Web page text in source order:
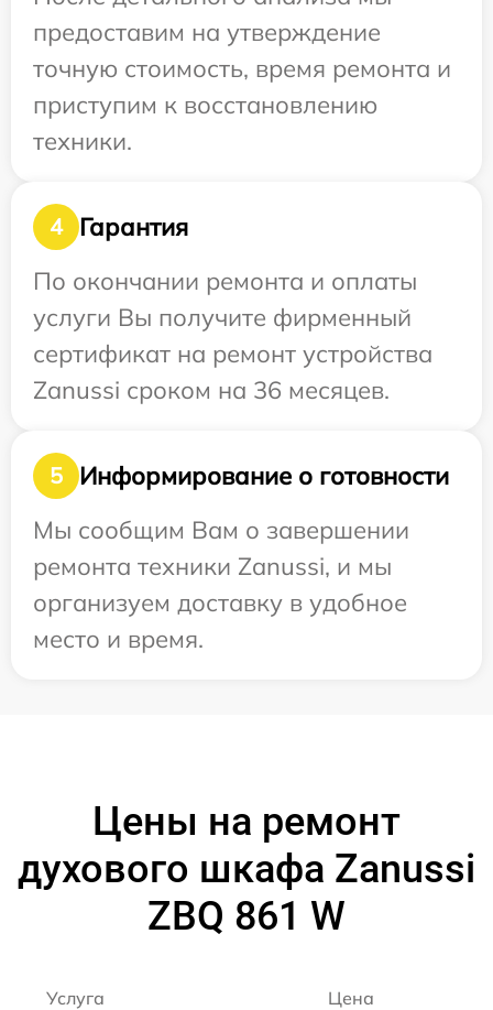
предоставим на утверждение
точную стоимость, время ремонта и
приступим к восстановлению
техники.
4
Гарантия
По окончании ремонта и оплаты
услуги Вы получите фирменный
сертификат на ремонт устройства
Zanussi сроком на 36 месяцев.
5
Информирование о готовности
Мы сообщим Вам о завершении
ремонта техники Zanussi, и мы
организуем доставку в удобное
место и время.
Цены на ремонт
духового шкафа Zanussi
ZBQ 861 W
Услуга Цена